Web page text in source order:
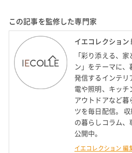
この記事を監修した専門家
イエコレクショ
「彩り添える、
ン」をテーマに
発信するインテリ
電や照明、キッ
アウトドアなど
ツを毎日配信。
の暮らしコラム、
公開中。
イエコレクション 編